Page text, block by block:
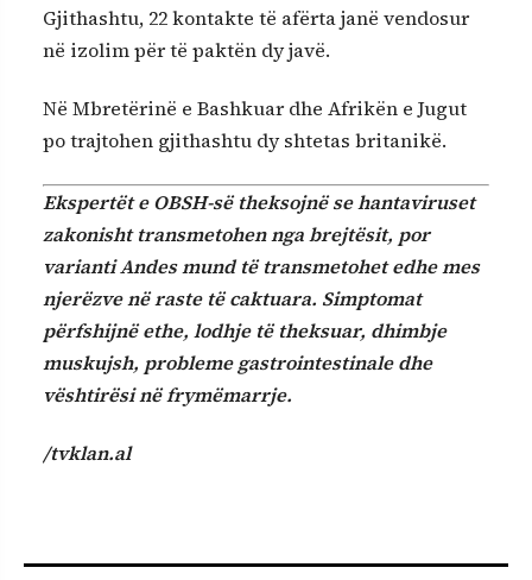
Gjithashtu, 22 kontakte të afërta janë vendosur
në izolim për të paktën dy javë.
Në Mbretërinë e Bashkuar dhe Afrikën e Jugut
po trajtohen gjithashtu dy shtetas britanikë.
Ekspertët e OBSH-së theksojnë se hantaviruset
zakonisht transmetohen nga brejtësit, por
varianti Andes mund të transmetohet edhe mes
njerëzve në raste të caktuara. Simptomat
përfshijnë ethe, lodhje të theksuar, dhimbje
muskujsh, probleme gastrointestinale dhe
vështirësi në frymëmarrje.
/tvklan.al